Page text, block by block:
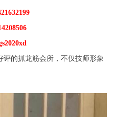
的抓龙筋会所，不仅技师形象